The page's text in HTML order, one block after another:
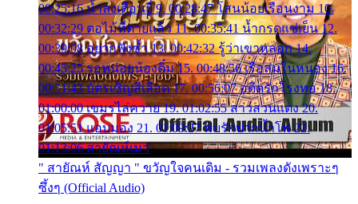
00:25:16 น้ำลงเดือนยี่ 9. 00:28:47 โสนน้อยเรือนงาม 10.
00:32:29 ตอไม้ที่ตายแล้ว 11. 00:35:41 น้ำกรดแช่เย็น 12.
00:39:08 อยากฟังซ้ำ 13. 00:42:32 รู้ว่าเขาหลอก 14.
00:45:25 รอหน่อยน้องติ๋ม 15. 00:48:56 เรือล่มในหนอง 16.
00:51:43 บัตรเชิญสีเลือด 17. 00:56:07 อดีตรักโรงทอ 18.
01:00:00 เขมรไล่ควาย 19. 01:02:55 สาวสวนแตง 20.
01:05:51 แอบมอง 21. 01:09:27 พบรักปากน้ำโพ 22.
01:13:06 สายัณห์เมา
" สายัณห์ สัญญา " ขวัญใจคนเดิม - รวมเพลงดังเพราะๆ
ซึ้งๆ (Official Audio)